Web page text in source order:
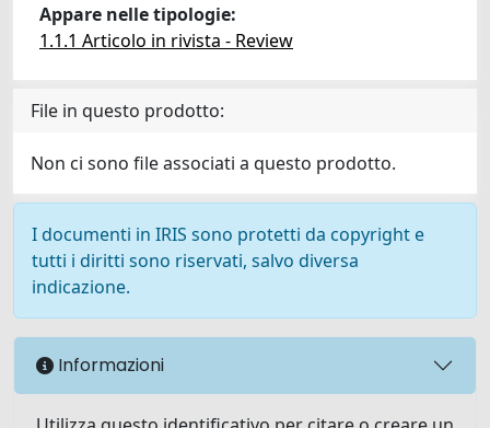
Appare nelle tipologie:
1.1.1 Articolo in rivista - Review
File in questo prodotto:
Non ci sono file associati a questo prodotto.
I documenti in IRIS sono protetti da copyright e
tutti i diritti sono riservati, salvo diversa
indicazione.
Informazioni